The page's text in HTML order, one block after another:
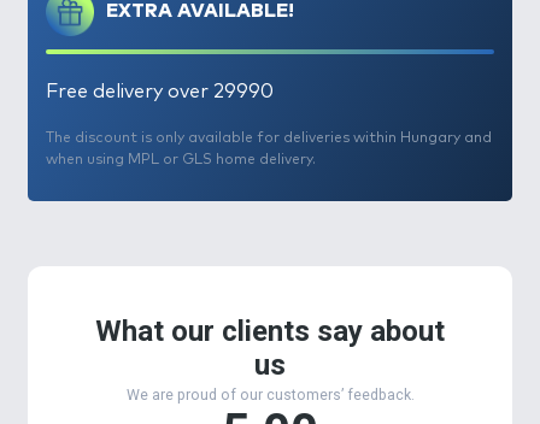
EXTRA AVAILABLE!
Free delivery over 29990
The discount is only available for deliveries within Hungary and
when using MPL or GLS home delivery.